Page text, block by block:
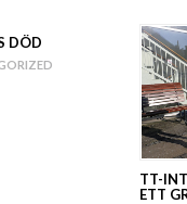
DÖD
TT-
ETT